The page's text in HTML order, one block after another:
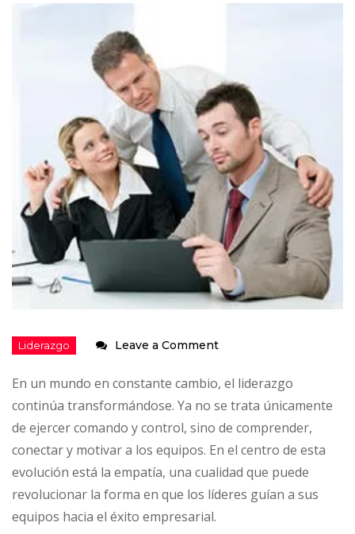
Leave a Commenton
empatía
en
el
liderazgo
En un mundo en constante cambio, el liderazgo
continúa transformándose. Ya no se trata únicamente
de ejercer comando y control, sino de comprender,
conectar y motivar a los equipos. En el centro de esta
evolución está la empatía, una cualidad que puede
revolucionar la forma en que los líderes guían a sus
equipos hacia el éxito empresarial.